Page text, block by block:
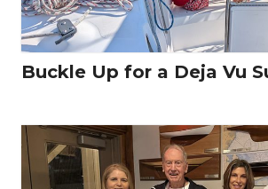
Buckle Up for a Deja Vu